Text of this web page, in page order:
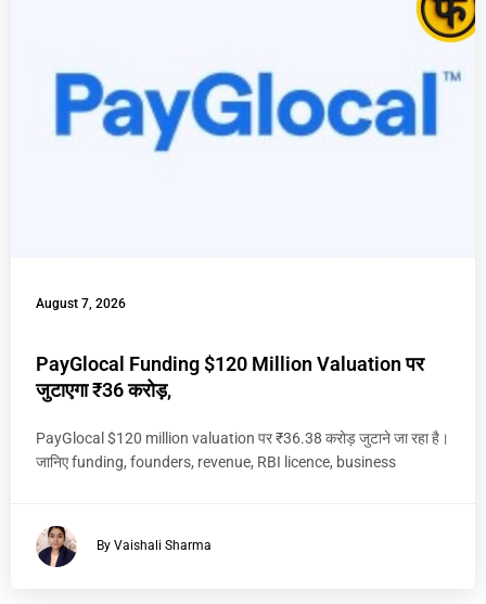
August 7, 2026
PayGlocal Funding $120 Million Valuation पर
जुटाएगा ₹36 करोड़,
PayGlocal $120 million valuation पर ₹36.38 करोड़ जुटाने जा रहा है।
जानिए funding, founders, revenue, RBI licence, business
By Vaishali Sharma